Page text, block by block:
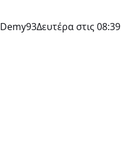
Demy93Δευτέρα στις